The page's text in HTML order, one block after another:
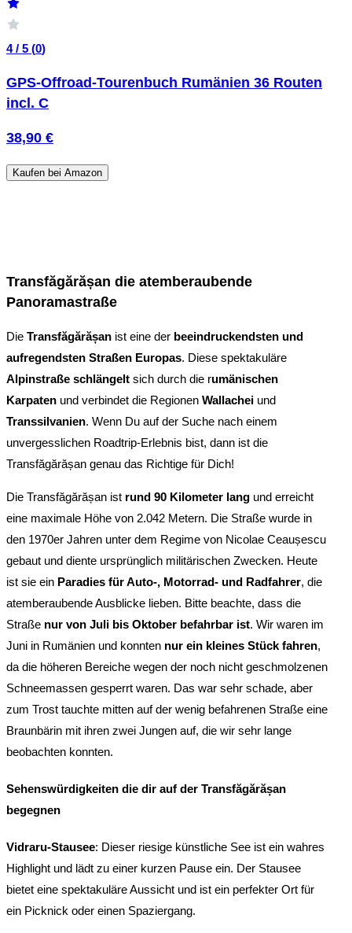
4 / 5 (0)
GPS-Offroad-Tourenbuch Rumänien 36 Routen
incl. C
38,90 €
Kaufen bei Amazon
Transfăgărășan die atemberaubende
Panoramastraße
Die Transfăgărășan ist eine der beeindruckendsten und
aufregendsten Straßen Europas. Diese spektakuläre
Alpinstraße schlängelt sich durch die rumänischen
Karpaten und verbindet die Regionen Wallachei und
Transsilvanien. Wenn Du auf der Suche nach einem
unvergesslichen Roadtrip-Erlebnis bist, dann ist die
Transfăgărășan genau das Richtige für Dich!
Die Transfăgărășan ist rund 90 Kilometer lang und erreicht
eine maximale Höhe von 2.042 Metern. Die Straße wurde in
den 1970er Jahren unter dem Regime von Nicolae Ceaușescu
gebaut und diente ursprünglich militärischen Zwecken. Heute
ist sie ein Paradies für Auto-, Motorrad- und Radfahrer, die
atemberaubende Ausblicke lieben. Bitte beachte, dass die
Straße nur von Juli bis Oktober befahrbar ist. Wir waren im
Juni in Rumänien und konnten nur ein kleines Stück fahren,
da die höheren Bereiche wegen der noch nicht geschmolzenen
Schneemassen gesperrt waren. Das war sehr schade, aber
zum Trost tauchte mitten auf der wenig befahrenen Straße eine
Braunbärin mit ihren zwei Jungen auf, die wir sehr lange
beobachten konnten.
Sehenswürdigkeiten die dir auf der Transfăgărășan
begegnen
Vidraru-Stausee: Dieser riesige künstliche See ist ein wahres
Highlight und lädt zu einer kurzen Pause ein. Der Stausee
bietet eine spektakuläre Aussicht und ist ein perfekter Ort für
ein Picknick oder einen Spaziergang.